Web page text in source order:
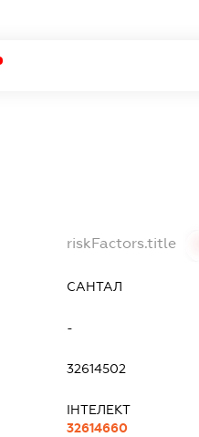
riskFactors.title
САНТАЛ
-
32614502
ІНТЕЛЕКТ
32614660